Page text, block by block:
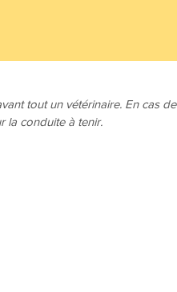
tout un vétérinaire. En cas de
la conduite à tenir.